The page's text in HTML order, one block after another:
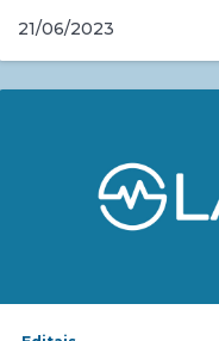
21/06/2023